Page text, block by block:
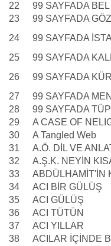
22
99 SAYFADA BEL
23
99 SAYFADA
24
99 SAYFADA
25
99 SAYFADA
26
99 SAYFADA
27
99 SAYFADA
28
99 SAYFADA
29
A CASE OF
30
A Tangled Web
31
A.Ö. DİL VE
32
A.Ş.K. NEYİN
33
ABDÜLHAMİT'İN
34
ACI BİR GÜLÜŞ
35
ACI GÜLÜŞ
36
ACI TÜTÜN
37
ACI YILLAR
38
ACILAR İÇİNDE